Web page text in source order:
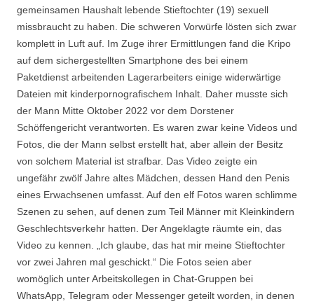
gemeinsamen Haushalt lebende Stieftochter (19) sexuell
missbraucht zu haben. Die schweren Vorwürfe lösten sich zwar
komplett in Luft auf. Im Zuge ihrer Ermittlungen fand die Kripo
auf dem sichergestellten Smartphone des bei einem
Paketdienst arbeitenden Lagerarbeiters einige widerwärtige
Dateien mit kinderpornografischem Inhalt. Daher musste sich
der Mann Mitte Oktober 2022 vor dem Dorstener
Schöffengericht verantworten. Es waren zwar keine Videos und
Fotos, die der Mann selbst erstellt hat, aber allein der Besitz
von solchem Material ist strafbar. Das Video zeigte ein
ungefähr zwölf Jahre altes Mädchen, dessen Hand den Penis
eines Erwachsenen umfasst. Auf den elf Fotos waren schlimme
Szenen zu sehen, auf denen zum Teil Männer mit Kleinkindern
Geschlechtsverkehr hatten. Der Angeklagte räumte ein, das
Video zu kennen. „Ich glaube, das hat mir meine Stieftochter
vor zwei Jahren mal geschickt.“ Die Fotos seien aber
womöglich unter Arbeitskollegen in Chat-Gruppen bei
WhatsApp, Telegram oder Messenger geteilt worden, in denen